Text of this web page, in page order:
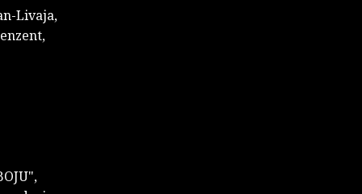
Livaja,